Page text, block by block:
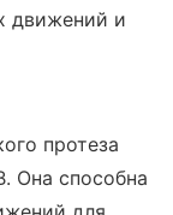
движений и
протеза
Она способна